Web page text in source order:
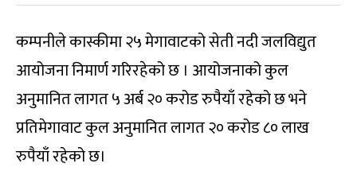
कम्पनीले कास्कीमा २५ मेगावाटको सेती नदी जलविद्युत
आयोजना निमार्ण गरिरहेको छ । आयोजनाको कुल
अनुमानित लागत ५ अर्ब २० करोड रुपैयाँ रहेको छ भने
प्रतिमेगावाट कुल अनुमानित लागत २० करोड ८० लाख
रुपैयाँ रहेको छ।